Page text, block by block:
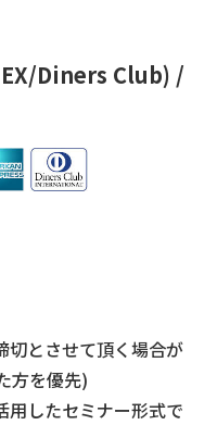
Diners Club) /
切とさせて頂く場合が
方を優先)
用したセミナー形式で